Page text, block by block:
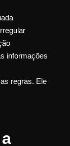
informações
regras. Ele